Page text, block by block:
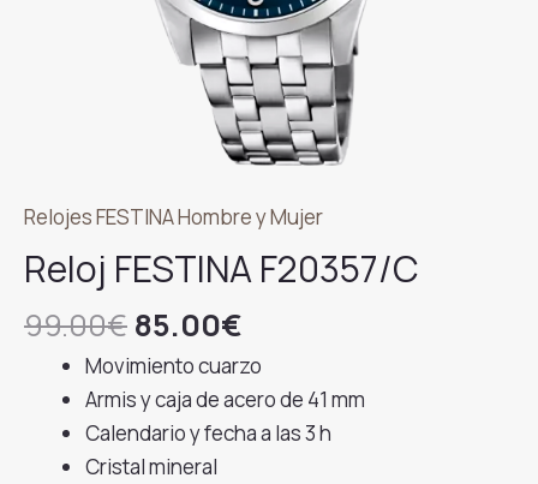
Relojes FESTINA Hombre y Mujer
Reloj FESTINA F20357/C
99.00€ El
precio
original
era:
99.00€.
85.00€
precio
actual
es:
Movimiento cuarzo
Armis y caja de acero de 41 mm
Calendario y fecha a las 3 h
Cristal mineral